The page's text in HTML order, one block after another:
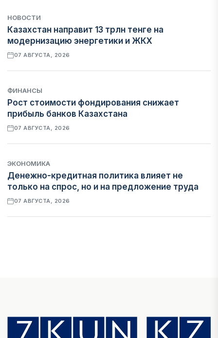
НОВОСТИ
Казахстан направит 13 трлн тенге на
модернизацию энергетики и ЖКХ
07 АВГУСТА, 2026
ФИНАНСЫ
Рост стоимости фондирования снижает
прибыль банков Казахстана
07 АВГУСТА, 2026
ЭКОНОМИКА
Денежно-кредитная политика влияет не
только на спрос, но и на предложение труда
07 АВГУСТА, 2026
Вводят ли банки в заблуждение, предлагая
ипотеки под низкие проценты?